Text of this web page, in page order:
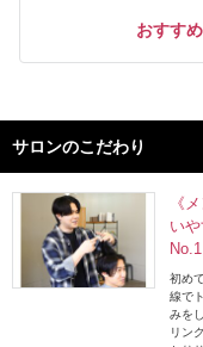
おすす
サロンのこだわり
《
い
初め
線で
みを
リン